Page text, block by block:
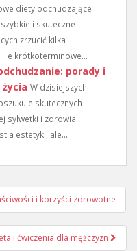
diety odchudzające
i skuteczne
zrzucić kilka
krótkoterminowe...
porady i
W dzisiejszych
skutecznych
sylwetki i zdrowia.
estetyki, ale...
i korzyści zdrowotne
i ćwiczenia dla mężczyzn